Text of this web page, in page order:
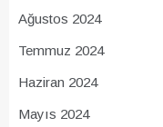
Ağustos 2024
Temmuz 2024
Haziran 2024
Mayıs 2024